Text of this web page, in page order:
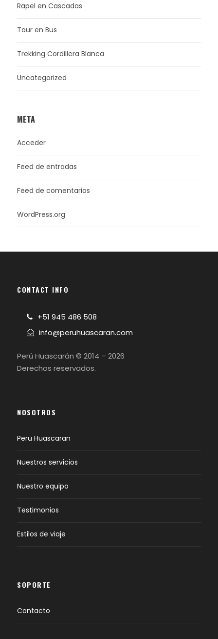
Rapel en Cascadas
Tour en Bus
Trekking Cordillera Blanca
Uncategorized
META
Acceder
Feed de entradas
Feed de comentarios
WordPress.org
CONTACT INFO
+51 945 486 508
info@peruhuascaran.com
Perú Huascarán © 2014 – 2026
Derechos reservados.
NOSOTROS
Peru Huascaran
Nuestros servicios
Nuestro equipo
Testimonios
Estilos de viaje
SOPORTE
Contacto